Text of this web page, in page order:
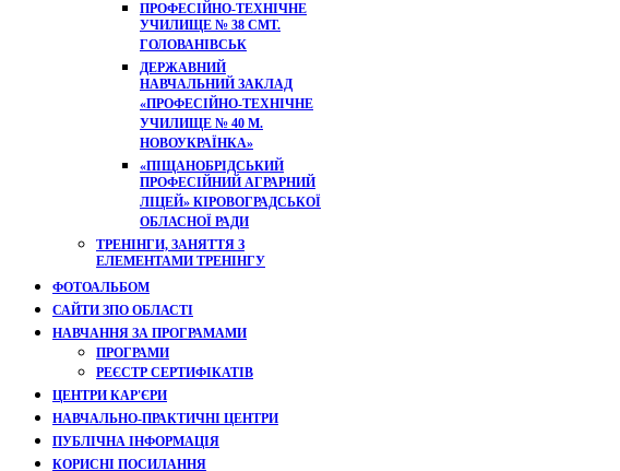
ПРОФЕСІЙНО-ТЕХНІЧНЕ
УЧИЛИЩЕ № 38 СМТ.
ГОЛОВАНІВСЬК
ДЕРЖАВНИЙ
НАВЧАЛЬНИЙ ЗАКЛАД
«ПРОФЕСІЙНО-ТЕХНІЧНЕ
УЧИЛИЩЕ № 40 М.
НОВОУКРАЇНКА»
«ПІЩАНОБРІДСЬКИЙ
ПРОФЕСІЙНИЙ АГРАРНИЙ
ЛІЦЕЙ» КІРОВОГРАДСЬКОЇ
ОБЛАСНОЇ РАДИ
ТРЕНІНГИ, ЗАНЯТТЯ З
ЕЛЕМЕНТАМИ ТРЕНІНГУ
ФОТОАЛЬБОМ
САЙТИ ЗПО ОБЛАСТІ
НАВЧАННЯ ЗА ПРОГРАМАМИ
ПРОГРАМИ
РЕЄСТР СЕРТИФІКАТІВ
ЦЕНТРИ КАР'ЄРИ
НАВЧАЛЬНО-ПРАКТИЧНІ ЦЕНТРИ
ПУБЛІЧНА ІНФОРМАЦІЯ
КОРИСНІ ПОСИЛАННЯ